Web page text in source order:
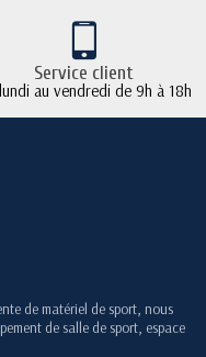
Service client
au vendredi de 9h à 18h
de matériel de sport, nous
de salle de sport, espace